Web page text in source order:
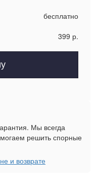
бесплатно
399 р.
Мы всегда
решить спорные
и возврате